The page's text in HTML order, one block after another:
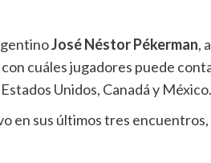
José Néstor Pékerman,
cuáles jugadores puede
Unidos, Canadá y México.
en sus últimos tres